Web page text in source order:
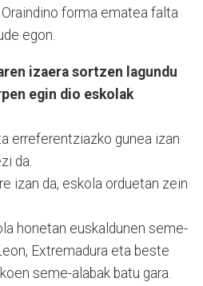
forma ematea falta
egon.
izaera sortzen lagundu
egin dio eskolak
erreferentziazko gunea izan
da.
izan da, eskola orduetan zein
honetan euskaldunen seme-
Extremadura eta beste
seme-alabak batu gara.